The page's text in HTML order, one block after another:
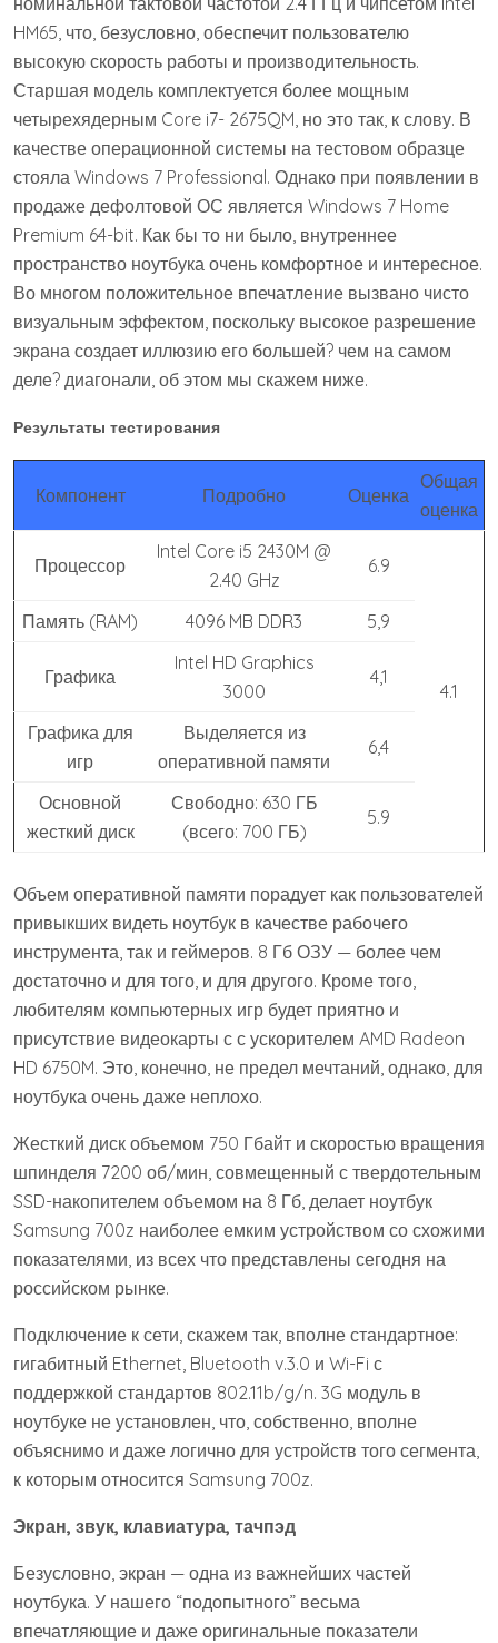
HM65, что, безусловно, обеспечит пользователю
высокую скорость работы и производительность.
Старшая модель комплектуется более мощным
четырехядерным Core i7- 2675QM, но это так, к слову. В
качестве операционной системы на тестовом образце
стояла Windows 7 Professional. Однако при появлении в
продаже дефолтовой ОС является Windows 7 Home
Premium 64-bit. Как бы то ни было, внутреннее
пространство ноутбука очень комфортное и интересное.
Во многом положительное впечатление вызвано чисто
визуальным эффектом, поскольку высокое разрешение
экрана создает иллюзию его большей? чем на самом
деле? диагонали, об этом мы скажем ниже.
Результаты тестирования
Компонент Подробно Оценка
Общая
оценка
Процессор
Intel Core i5 2430M @
2.40 GHz
6.9
4.1
Память (RAM) 4096 MB DDR3 5,9
Графика
Intel HD Graphics
3000
4,1
Графика для
игр
Выделяется из
оперативной памяти
6,4
Основной
жесткий диск
Свободно: 630 ГБ
(всего: 700 ГБ)
5.9
Объем оперативной памяти порадует как пользователей
привыкших видеть ноутбук в качестве рабочего
инструмента, так и геймеров. 8 Гб ОЗУ — более чем
достаточно и для того, и для другого. Кроме того,
любителям компьютерных игр будет приятно и
присутствие видеокарты с с ускорителем AMD Radeon
HD 6750M. Это, конечно, не предел мечтаний, однако, для
ноутбука очень даже неплохо.
Жесткий диск объемом 750 Гбайт и скоростью вращения
шпинделя 7200 об/мин, совмещенный с твердотельным
SSD-накопителем объемом на 8 Гб, делает ноутбук
Samsung 700z наиболее емким устройством со схожими
показателями, из всех что представлены сегодня на
российском рынке.
Подключение к сети, скажем так, вполне стандартное:
гигабитный Ethernet, Bluetooth v.3.0 и Wi-Fi с
поддержкой стандартов 802.11b/g/n. 3G модуль в
ноутбуке не установлен, что, собственно, вполне
объяснимо и даже логично для устройств того сегмента,
к которым относится Samsung 700z.
Экран, звук, клавиатура, тачпэд
Безусловно, экран — одна из важнейших частей
ноутбука. У нашего “подопытного” весьма
впечатляющие и даже оригинальные показатели